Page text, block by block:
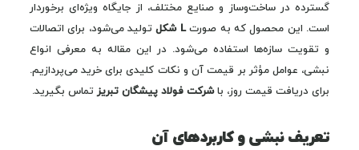
گسترده در ساخت‌وساز و صنایع مختلف، از جایگاه ویژه‌ای برخوردار
است. این محصول که به صورتL شکل
تولید می‌شود، برای اتصالات
و تقویت سازه‌ها استفاده می‌شود. در این مقاله به معرفی انواع
نبشی، عوامل مؤثر بر قیمت آن و نکات کلیدی برای خرید می‌پردازیم.
برای دریافت قیمت روز، باشرکت فولاد پیشگان تبریزتماس بگیرید.
تعریف نبشی و کاربردهای آن